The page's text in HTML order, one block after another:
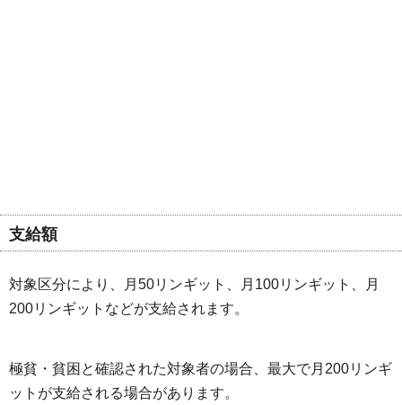
支給額
対象区分により、月50リンギット、月100リンギット、月
200リンギットなどが支給されます。
極貧・貧困と確認された対象者の場合、最大で月200リンギ
ットが支給される場合があります。